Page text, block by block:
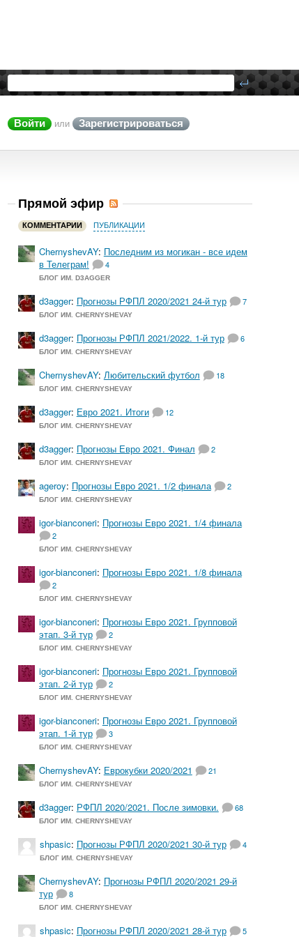
Войти или Зарегистрироваться
Прямой эфир
КОММЕНТАРИИ ПУБЛИКАЦИИ
ChernyshevAY: Последним из могикан - все идем
в Телеграм!
4
БЛОГ ИМ. D3AGGER
d3agger: Прогнозы РФПЛ 2020/2021 24-й тур 7
БЛОГ ИМ. CHERNYSHEVAY
d3agger: Прогнозы РФПЛ 2021/2022. 1-й тур 6
БЛОГ ИМ. CHERNYSHEVAY
ChernyshevAY: Любительский футбол 18
БЛОГ ИМ. CHERNYSHEVAY
d3agger: Евро 2021. Итоги 12
БЛОГ ИМ. CHERNYSHEVAY
d3agger: Прогнозы Евро 2021. Финал 2
БЛОГ ИМ. CHERNYSHEVAY
ageroy: Прогнозы Евро 2021. 1/2 финала 2
БЛОГ ИМ. CHERNYSHEVAY
igor-bianconeri: Прогнозы Евро 2021. 1/4 финала
2
БЛОГ ИМ. CHERNYSHEVAY
igor-bianconeri: Прогнозы Евро 2021. 1/8 финала
2
БЛОГ ИМ. CHERNYSHEVAY
igor-bianconeri: Прогнозы Евро 2021. Групповой
этап. 3-й тур
2
БЛОГ ИМ. CHERNYSHEVAY
igor-bianconeri: Прогнозы Евро 2021. Групповой
этап. 2-й тур
2
БЛОГ ИМ. CHERNYSHEVAY
igor-bianconeri: Прогнозы Евро 2021. Групповой
этап. 1-й тур
3
БЛОГ ИМ. CHERNYSHEVAY
ChernyshevAY: Еврокубки 2020/2021 21
БЛОГ ИМ. CHERNYSHEVAY
d3agger: РФПЛ 2020/2021. После зимовки. 68
БЛОГ ИМ. CHERNYSHEVAY
shpasic: Прогнозы РФПЛ 2020/2021 30-й тур 4
БЛОГ ИМ. CHERNYSHEVAY
ChernyshevAY: Прогнозы РФПЛ 2020/2021 29-й
тур
8
БЛОГ ИМ. CHERNYSHEVAY
shpasic: Прогнозы РФПЛ 2020/2021 28-й тур 5